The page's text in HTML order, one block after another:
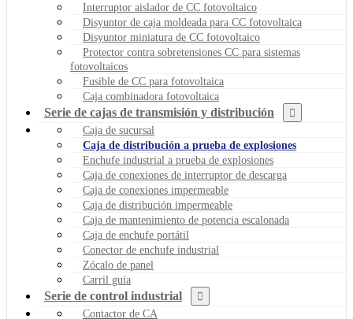
Interruptor aislador de CC fotovoltaico
Disyuntor de caja moldeada para CC fotovoltaica
Disyuntor miniatura de CC fotovoltaico
Protector contra sobretensiones CC para sistemas
fotovoltaicos
Fusible de CC para fotovoltaica
Caja combinadora fotovoltaica
Serie de cajas de transmisión y distribución
Caja de sucursal
Caja de distribución a prueba de explosiones
Enchufe industrial a prueba de explosiones
Caja de conexiones de interruptor de descarga
Caja de conexiones impermeable
Caja de distribución impermeable
Caja de mantenimiento de potencia escalonada
Caja de enchufe portátil
Conector de enchufe industrial
Zócalo de panel
Carril guía
Serie de control industrial
Contactor de CA